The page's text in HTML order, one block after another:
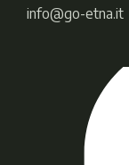
info@go-etna.it